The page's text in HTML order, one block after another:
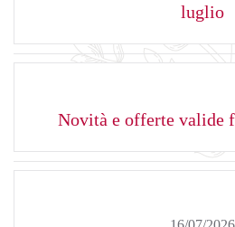
luglio
Novità e offerte valide